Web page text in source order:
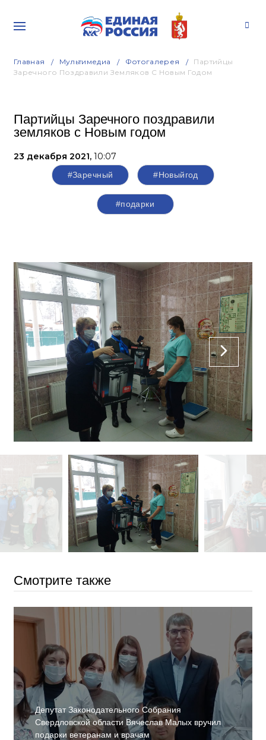
Главная Мультимедиа Фотогалерея
Партийцы
Заречного Поздравили Земляков С Новым Годом
Партийцы Заречного поздравили
земляков с Новым годом
23 декабря 2021, 10:07
#Заречный #Новыйгод
#подарки
Смотрите также
Депутат Законодательного Собрания
Свердловской области Вячеслав Малых вручил
подарки ветеранам и врачам